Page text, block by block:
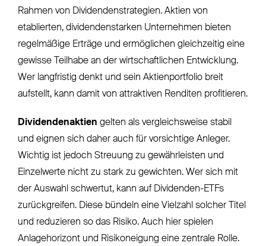
Rahmen von Dividendenstrategien. Aktien von
etablierten, dividendenstarken Unternehmen bieten
regelmäßige Erträge und ermöglichen gleichzeitig eine
gewisse Teilhabe an der wirtschaftlichen Entwicklung.
Wer langfristig denkt und sein Aktienportfolio breit
aufstellt, kann damit von attraktiven Renditen profitieren.
Dividendenaktien gelten als vergleichsweise stabil
und eignen sich daher auch für vorsichtige Anleger.
Wichtig ist jedoch Streuung zu gewährleisten und
Einzelwerte nicht zu stark zu gewichten. Wer sich mit
der Auswahl schwertut, kann auf Dividenden-ETFs
zurückgreifen. Diese bündeln eine Vielzahl solcher Titel
und reduzieren so das Risiko. Auch hier spielen
Anlagehorizont und Risikoneigung eine zentrale Rolle.